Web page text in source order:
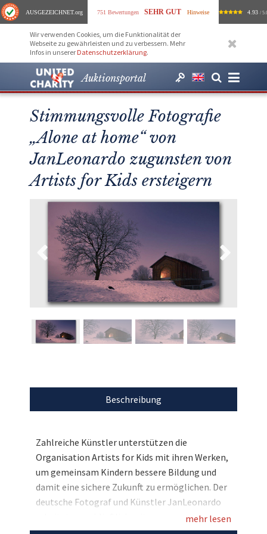
AUSGEZEICHNET.org 751 Bewertungen SEHR GUT Hinweise 4.93 /
Wir verwenden Cookies, um die Funktionalität der
Webseite zu gewährleisten und zu verbessern. Mehr
Infos in unserer Datenschutzerklärung.
Auktionsportal
Stimmungsvolle Fotografie
„Alone at home“ von
JanLeonardo zugunsten von
Artists for Kids ersteigern
Beschreibung
Zahlreiche Künstler unterstützen die
Organisation Artists for Kids mit ihren Werken,
um gemeinsam Kindern bessere Bildung und
damit eine sichere Zukunft zu ermöglichen. Der
deutsche Fotograf und Künstler JanLeonardo
mehr lesen